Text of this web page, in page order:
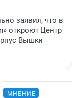
заявил, что в
откроют Центр
Вышки
МНЕНИЕ